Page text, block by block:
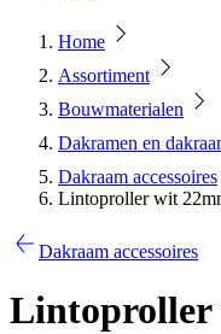
Home
Assortiment
Bouwmaterialen
Dakramen en
Dakraam accessoires
Lintoproller wit
Dakraam accessoires
Lintoproller